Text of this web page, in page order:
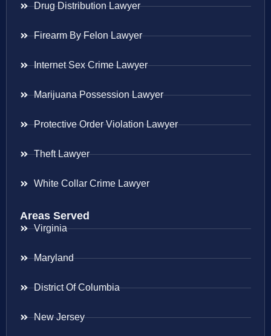
Drug Distribution Lawyer
Firearm By Felon Lawyer
Internet Sex Crime Lawyer
Marijuana Possession Lawyer
Protective Order Violation Lawyer
Theft Lawyer
White Collar Crime Lawyer
Areas Served
Virginia
Maryland
District Of Columbia
New Jersey